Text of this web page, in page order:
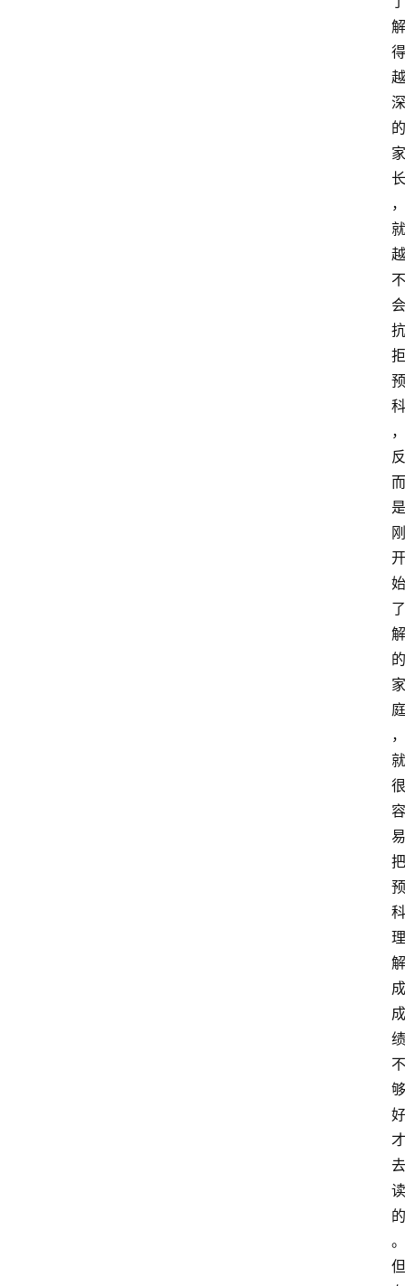
解
得
越
深
的
家
长
，
就
越
不
会
抗
拒
预
科
，
反
而
是
刚
开
始
了
解
的
家
庭
，
就
很
容
易
把
预
科
理
解
成
成
绩
不
够
好
才
去
读
的
。
但